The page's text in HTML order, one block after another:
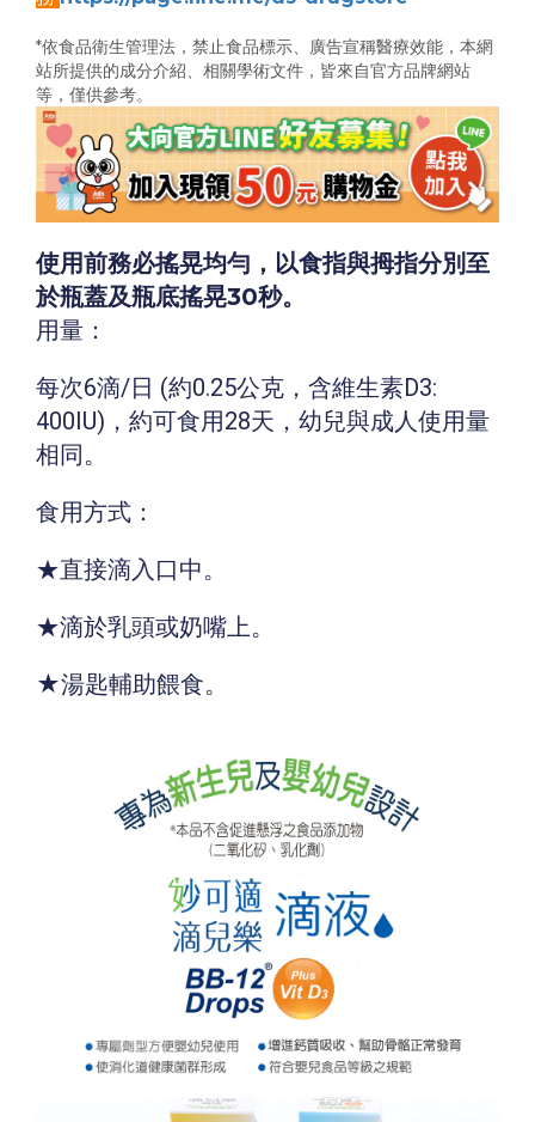
*依食品衛生管理法，禁止食品標示、廣告宣稱醫療效能， 本網
站所提供的成分介紹、相關學術文件， 皆來自官方品牌網站
等，僅供參考。
使用前務必搖晃均勻，以食指與拇指分別至
於瓶蓋及瓶底搖晃30秒。
用量：
每次6滴/日 (約0.25公克，含維生素D3:
400IU)，約可食用28天，幼兒與成人使用量
相同。
食用方式：
★直接滴入口中。
★滴於乳頭或奶嘴上。
★湯匙輔助餵食。